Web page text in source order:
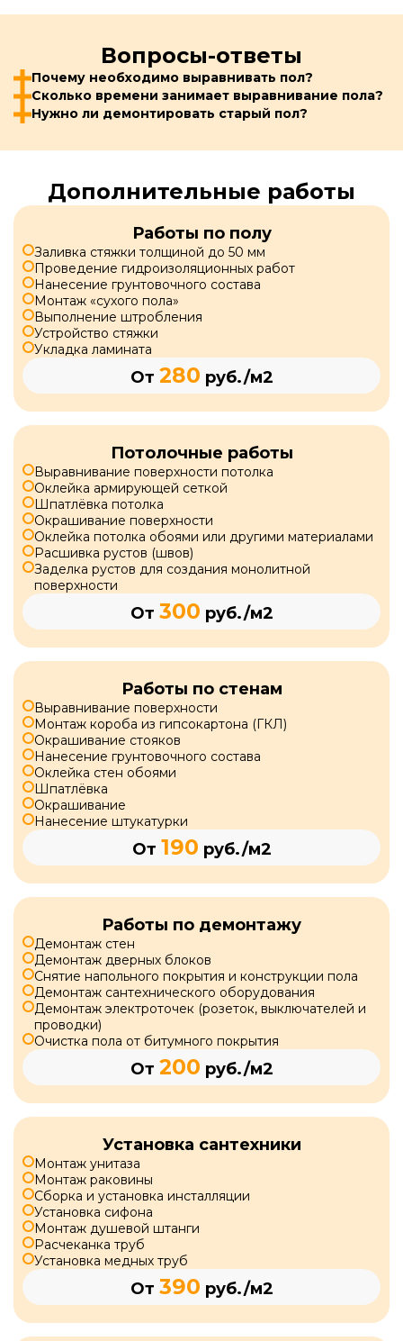
Вопросы-ответы
Почему необходимо выравнивать пол?
Сколько времени занимает выравнивание пола?
Нужно ли демонтировать старый пол?
Дополнительные работы
Работы по полу
Заливка стяжки толщиной до 50 мм
Проведение гидроизоляционных работ
Нанесение грунтовочного состава
Монтаж «сухого пола»
Выполнение штробления
Устройство стяжки
Укладка ламината
От 280 руб./м2
Потолочные работы
Выравнивание поверхности потолка
Оклейка армирующей сеткой
Шпатлёвка потолка
Окрашивание поверхности
Оклейка потолка обоями или другими материалами
Расшивка рустов (швов)
Заделка рустов для создания монолитной
поверхности
От 300 руб./м2
Работы по стенам
Выравнивание поверхности
Монтаж короба из гипсокартона (ГКЛ)
Окрашивание стояков
Нанесение грунтовочного состава
Оклейка стен обоями
Шпатлёвка
Окрашивание
Нанесение штукатурки
От 190 руб./м2
Работы по демонтажу
Демонтаж стен
Демонтаж дверных блоков
Снятие напольного покрытия и конструкции пола
Демонтаж сантехнического оборудования
Демонтаж электроточек (розеток, выключателей и
проводки)
Очистка пола от битумного покрытия
От 200 руб./м2
Установка сантехники
Монтаж унитаза
Монтаж раковины
Сборка и установка инсталляции
Установка сифона
Монтаж душевой штанги
Расчеканка труб
Установка медных труб
От 390 руб./м2